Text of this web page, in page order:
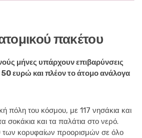
πακέτου
μήνες υπάρχουν επιβαρύνσεις
ευρώ και πλέον το άτομο ανάλογα
πόλη του κόσμου, με 117 νησάκια και
σοκάκια και τα παλάτια στο νερό.
των κορυφαίων προορισμών σε όλο